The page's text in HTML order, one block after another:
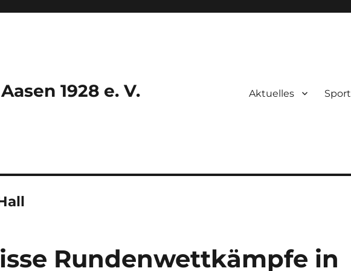
1928 e. V. Aktuelles Sport
Rundenwettkämpfe in